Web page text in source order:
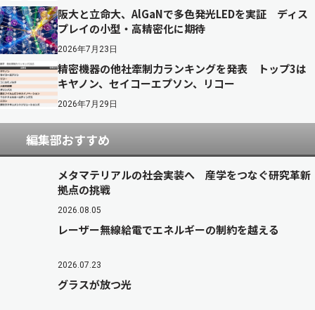
阪大と立命大、AlGaNで多色発光LEDを実証 ディス
プレイの小型・高精密化に期待
2026年7月23日
精密機器の他社牽制力ランキングを発表 トップ3は
キヤノン、セイコーエプソン、リコー
2026年7月29日
編集部おすすめ
メタマテリアルの社会実装へ 産学をつなぐ研究革新
拠点の挑戦
2026.08.05
レーザー無線給電でエネルギーの制約を越える
2026.07.23
グラスが放つ光